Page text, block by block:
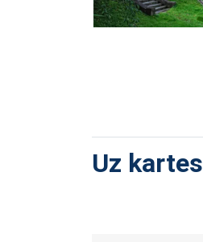
Uz kartes